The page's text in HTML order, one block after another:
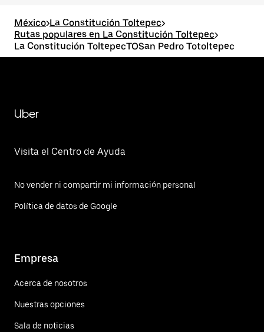
México>La Constitución Toltepec>
Rutas populares en La Constitución Toltepec>
La Constitución ToltepecTOSan Pedro Totoltepec
Uber
Visita el Centro de Ayuda
No vender ni compartir mi información personal
Política de datos de Google
Empresa
Acerca de nosotros
Nuestras opciones
Sala de noticias